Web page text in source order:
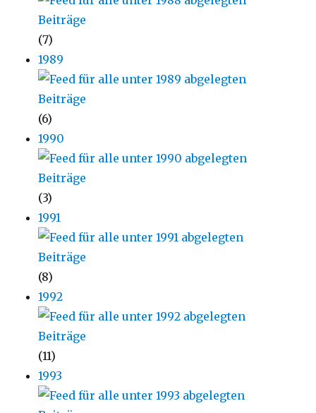
(7)
1989
(6)
1990
(3)
1991
(8)
1992
(11)
1993